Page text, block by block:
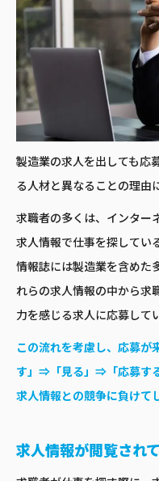
製造業の求人を出しても応
る人材と異なることの理由
求職者の多くは、インター
求人情報で仕事を探してい
情報誌には製造業を含めた
れらの求人情報の中から求
力を感じる求人に応募して
この流れを考慮し、応募が
す」⇒「見る」⇒「応募す
求人情報との競争に負けて
求人情報が閲覧され